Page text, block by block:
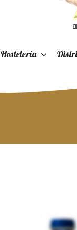
Hostelería